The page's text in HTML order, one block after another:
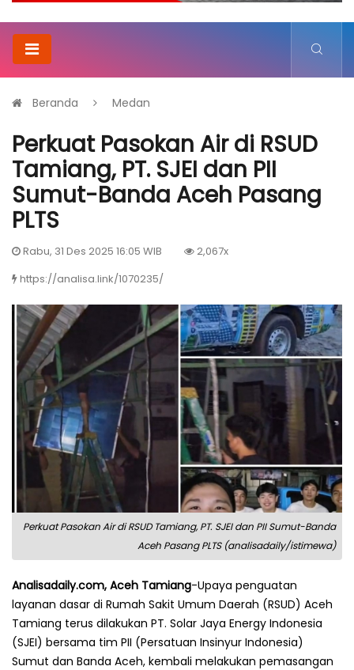
Beranda Medan
Perkuat Pasokan Air di RSUD
Tamiang, PT. SJEI dan PII
Sumut-Banda Aceh Pasang
PLTS
Rabu, 31 Des 2025 16:05 WIB
2,067x
https://analisa.link/1070235/
Perkuat Pasokan Air di RSUD Tamiang, PT. SJEI dan PII Sumut-Banda
Aceh Pasang PLTS (analisadaily/istimewa)
Analisadaily.com, Aceh Tamiang-Upaya penguatan
layanan dasar di Rumah Sakit Umum Daerah (RSUD) Aceh
Tamiang terus dilakukan PT. Solar Jaya Energy Indonesia
(SJEI) bersama tim PII (Persatuan Insinyur Indonesia)
Sumut dan Banda Aceh, kembali melakukan pemasangan